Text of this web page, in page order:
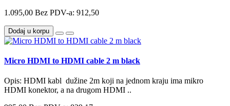
1.095,00 Bez PDV-a: 912,50
Dodaj u korpu
Micro HDMI to HDMI cable 2 m black
Opis: HDMI kabl dužine 2m koji na jednom kraju ima mikro
HDMI konektor, a na drugom HDMI ..